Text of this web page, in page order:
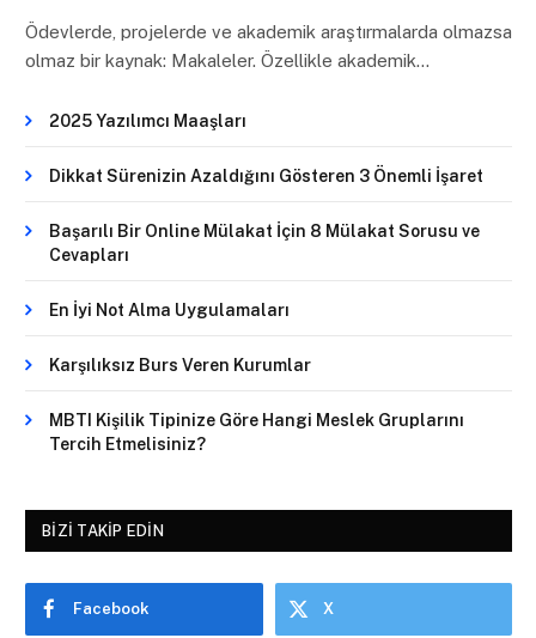
Ödevlerde, projelerde ve akademik araştırmalarda olmazsa
olmaz bir kaynak: Makaleler. Özellikle akademik…
2025 Yazılımcı Maaşları
Dikkat Sürenizin Azaldığını Gösteren 3 Önemli İşaret
Başarılı Bir Online Mülakat İçin 8 Mülakat Sorusu ve
Cevapları
En İyi Not Alma Uygulamaları
Karşılıksız Burs Veren Kurumlar
MBTI Kişilik Tipinize Göre Hangi Meslek Gruplarını
Tercih Etmelisiniz?
BIZI TAKIP EDIN
Facebook X